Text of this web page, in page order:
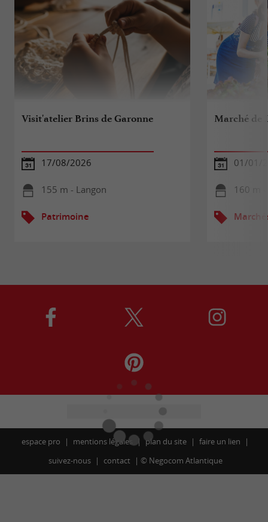
Visit'atelier Brins de Garonne
17/08/2026
155 m - Langon
Patrimoine
Marché de
01/01/
160 m
espace pro mentions légales plan du site
faire un lien
suivez-nous
contact © Negocom Atlantique